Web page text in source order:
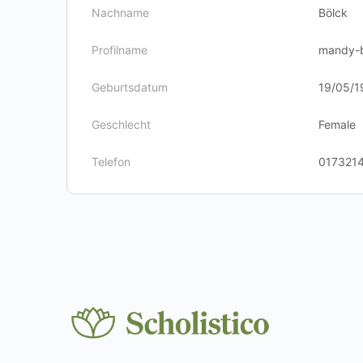
Nachname Bölck
Profilname mandy-
Geburtsdatum 19/05/
Geschlecht Female
Telefon